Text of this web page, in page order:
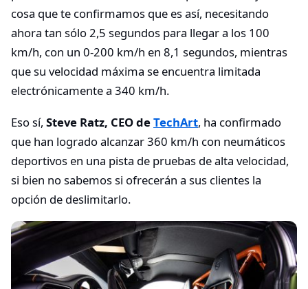
cosa que te confirmamos que es así, necesitando
ahora tan sólo 2,5 segundos para llegar a los 100
km/h, con un 0-200 km/h en 8,1 segundos, mientras
que su velocidad máxima se encuentra limitada
electrónicamente a 340 km/h.
Eso sí, Steve Ratz, CEO deTechArt, ha confirmado
que han logrado alcanzar 360 km/h con neumáticos
deportivos en una pista de pruebas de alta velocidad,
si bien no sabemos si ofrecerán a sus clientes la
opción de deslimitarlo.